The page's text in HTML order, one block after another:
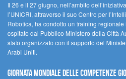
Il 26 e il 27 giugno, nell’ambito
l’UNICRI, attraverso il suo Centro per
Robotica, ha condotto un training regionale
ospitato dal Pubblico Ministero della Città
stato organizzato con il supporto del
Arabi Uniti.
Giornata Mondiale delle Competenze